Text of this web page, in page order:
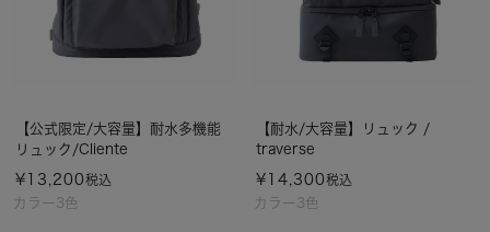
カラー3色
【公式限定/大容量】耐水多機能
リュック/Cliente
¥ 13,200税込
カラー3色
【耐水/大容量】リュック /
traverse
¥ 14,300税込